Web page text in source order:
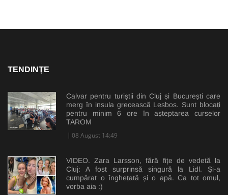
TENDINȚE
Calvar pentru turiștii din Cluj și București care
merg în insula grecească Lesbos. Sunt blocați
pentru minim 6 ore în așteptarea curselor
TAROM
08 August 14:49
VIDEO. Zara Larsson, fără fițe de vedetă la
Cluj: A fost surprinsă singură la Lidl. Și-a
cumpărat o înghețată și o apă. Ca tot omul,
vorba aia :)